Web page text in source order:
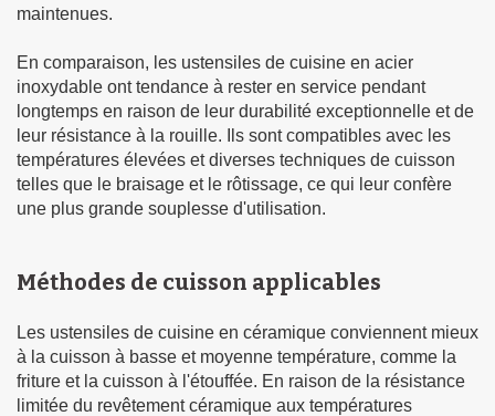
maintenues.
En comparaison, les ustensiles de cuisine en acier
inoxydable ont tendance à rester en service pendant
longtemps en raison de leur durabilité exceptionnelle et de
leur résistance à la rouille. Ils sont compatibles avec les
températures élevées et diverses techniques de cuisson
telles que le braisage et le rôtissage, ce qui leur confère
une plus grande souplesse d'utilisation.
Méthodes de cuisson applicables
Les ustensiles de cuisine en céramique conviennent mieux
à la cuisson à basse et moyenne température, comme la
friture et la cuisson à l'étouffée. En raison de la résistance
limitée du revêtement céramique aux températures